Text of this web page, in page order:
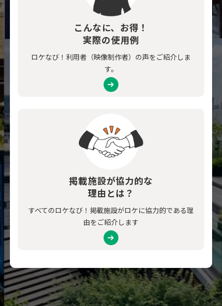
こんなに、お得！
実際の使用例
ロケなび！利用者（映像制作者）の声をご紹介しま
す。
掲載施設が協力的な
理由とは？
すべてのロケなび！掲載施設がロケに協力的である理
由をご紹介します